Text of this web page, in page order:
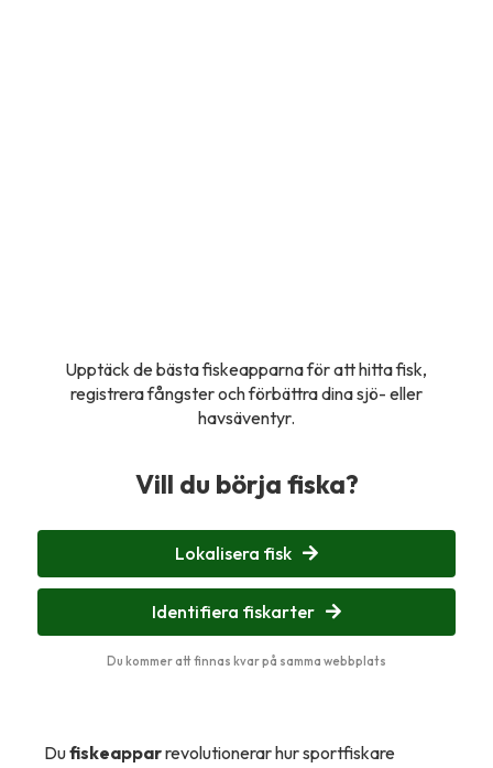
Upptäck de bästa fiskeapparna för att hitta fisk,
registrera fångster och förbättra dina sjö- eller
havsäventyr.
Vill du börja fiska?
Lokalisera fisk
Identifiera fiskarter
Du kommer att finnas kvar på samma webbplats
Dufiskeapparrevolutionerar hur sportfiskare